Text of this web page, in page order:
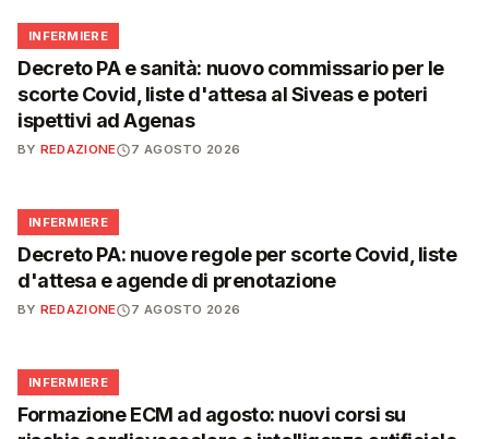
🩺
INFERMIERE
Decreto PA e sanità: nuovo commissario per le
scorte Covid, liste d'attesa al Siveas e poteri
ispettivi ad Agenas
BY REDAZIONE 7 AGOSTO 2026
🩺
INFERMIERE
Decreto PA: nuove regole per scorte Covid, liste
d'attesa e agende di prenotazione
BY REDAZIONE 7 AGOSTO 2026
🩺
INFERMIERE
Formazione ECM ad agosto: nuovi corsi su